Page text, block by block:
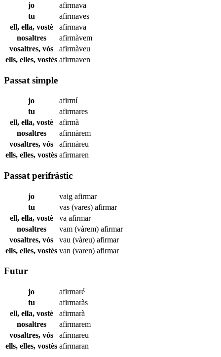
jo
afirmava
tu
afirmaves
ell, ella, vostè
afirmava
nosaltres
afirmàvem
vosaltres, vós
afirmàveu
ells, elles, vostès afirmaven
Passat simple
jo
afirmí
tu
afirmares
ell, ella, vostè
afirmà
nosaltres
afirmàrem
vosaltres, vós
afirmàreu
ells, elles, vostès afirmaren
Passat perifràstic
jo vaig afirmar
tu
vas (vares) afirmar
ell, ella, vostè
va afirmar
nosaltres
vam (vàrem) afirmar
vosaltres, vós
vau (vàreu) afirmar
ells, elles, vostès van (varen) afirmar
Futur
jo
afirmaré
tu
afirmaràs
ell, ella, vostè
afirmarà
nosaltres
afirmarem
vosaltres, vós
afirmareu
ells, elles, vostès afirmaran